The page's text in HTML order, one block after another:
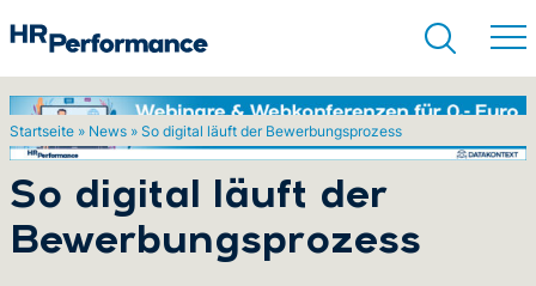
Suchen
Startseite » News » So digital läuft der Bewerbungsprozess
So digital läuft der
Bewerbungsprozess